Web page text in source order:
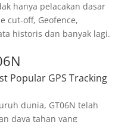
hanya pelacakan dasar
cut-off, Geofence,
historis dan banyak lagi.
Popular GPS Tracking
dunia, GT06N telah
daya tahan yang